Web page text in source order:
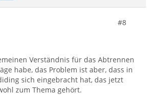
#8
Verständnis für das Abtrennen
habe, das Problem ist aber, dass in
sich eingebracht hat, das jetzt
zum Thema gehört.